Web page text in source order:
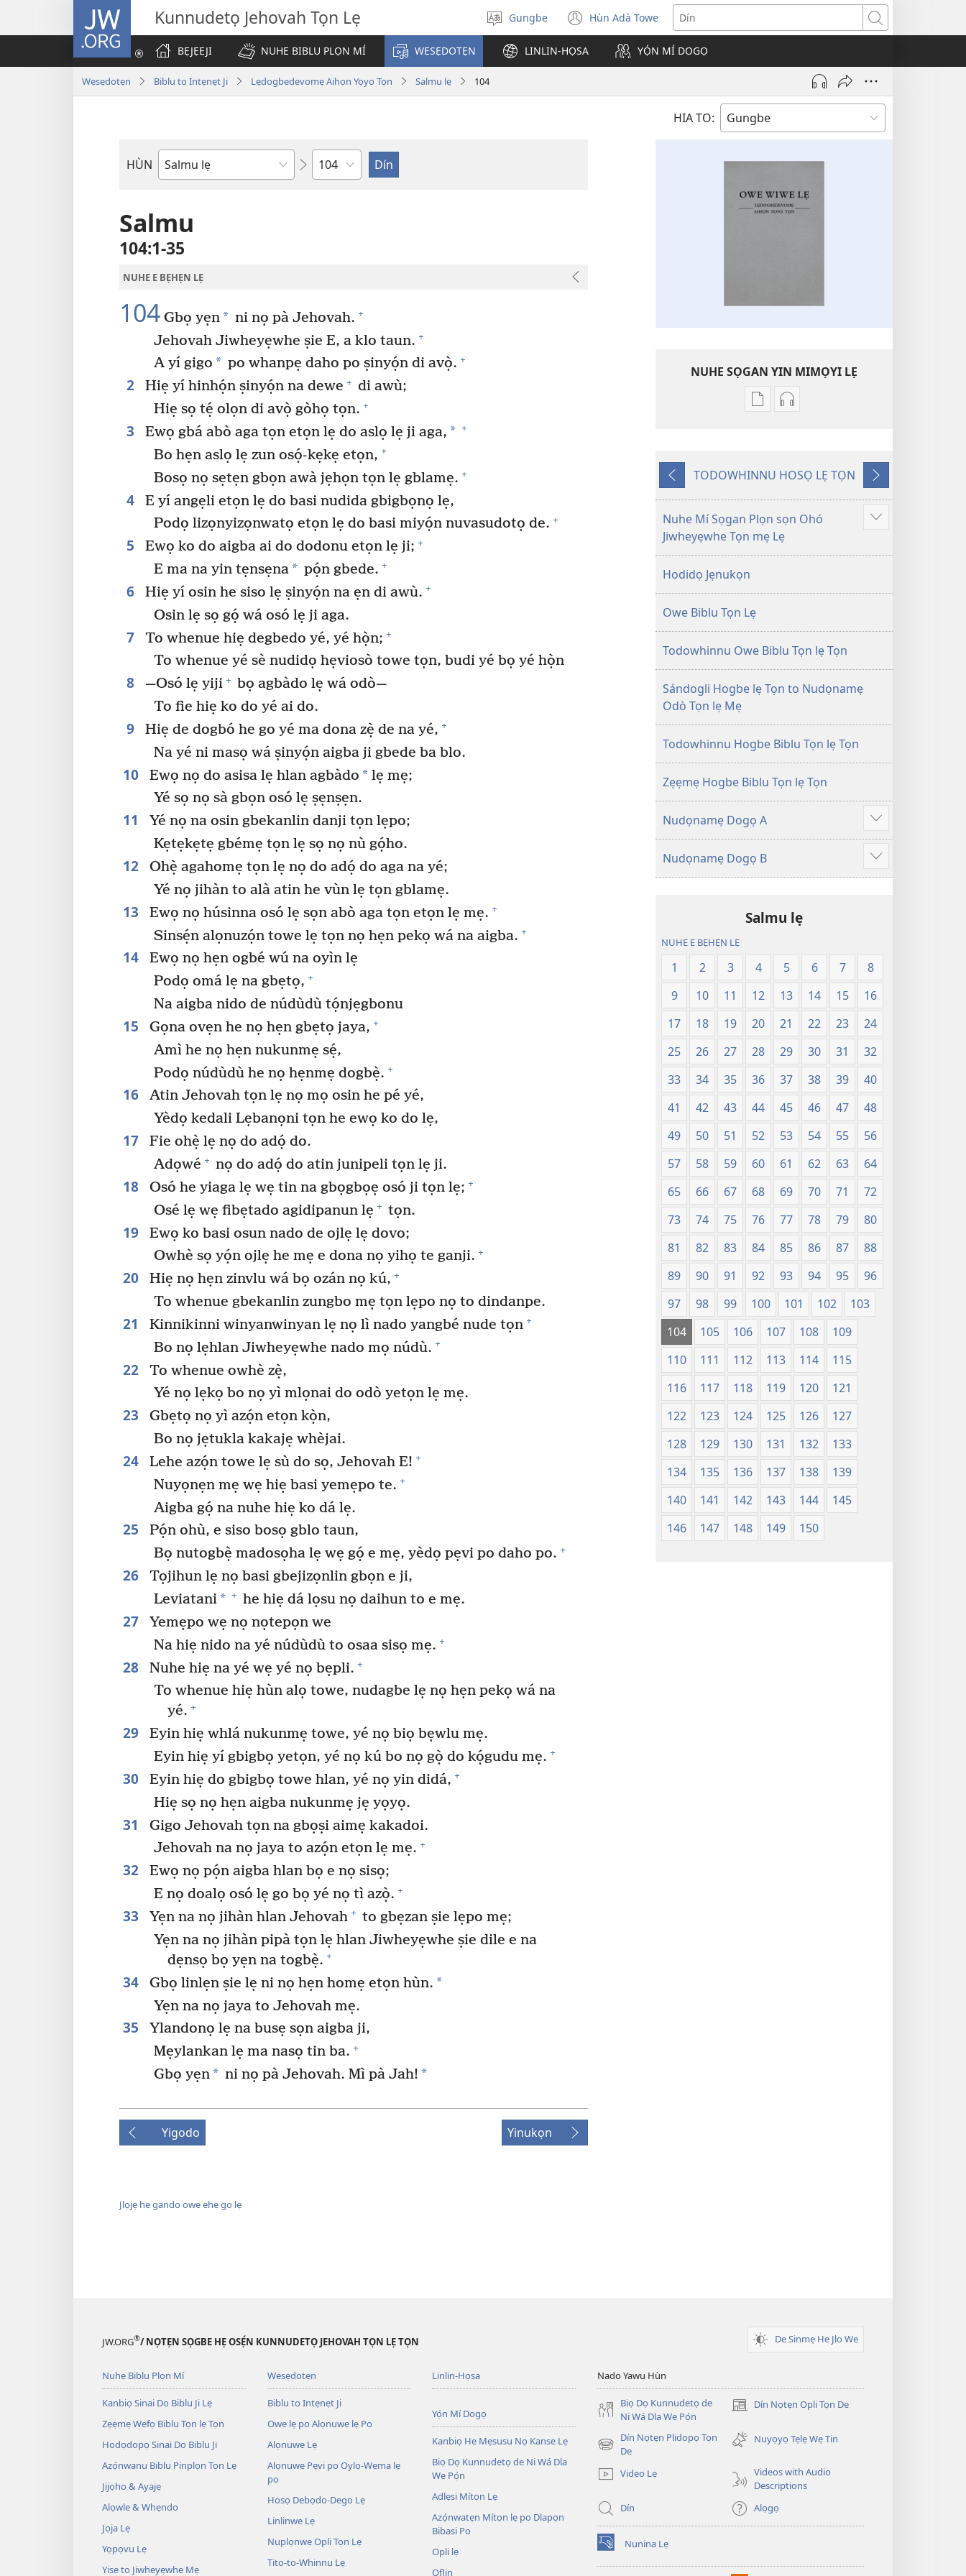
JW.ORG Kunnudetọ Jehovah Tọn Lẹ
De
ogbè
dopo
Gungbe Hùn Adà Towe
(opens
new
window)
Dín
BẸJẸEJI
NUHE BIBLU PLỌN MÍ WESẸDOTẸN LINLIN-HỌSA YỌ́N MÍ DOGỌ
Wesẹdotẹn Biblu to Intẹnẹt Ji Lẹdogbedevomẹ Aihọn Yọyọ Tọn Salmu lẹ 104
HIA TO:
HÙN
Bible
Weta
Salmu
104:1-35
NUHE E BẸHẸN LẸ
104 Gbọ yẹn* ni nọ pà Jehovah. +
Jehovah Jiwheyẹwhe ṣie E, a klo taun. +
A yí gigo * po whanpẹ daho po ṣinyọ́n di avọ̀. +
2 Hiẹ yí hinhọ́n ṣinyọ́n na dewe + di awù;
Hiẹ sọ tẹ́ olọn di avọ̀ gòhọ tọn. +
3 Ewọ gbá abò aga tọn etọn lẹ do aslọ lẹ ji aga, * +
Bo hẹn aslọ lẹ zun osọ́-kẹkẹ etọn, +
Bosọ nọ sẹtẹn gbọn awà jẹhọn tọn lẹ gblamẹ. +
4
E yí angẹli etọn lẹ do basi nudida gbigbọnọ lẹ,
Podọ lizọnyizọnwatọ etọn lẹ do basi miyọ́n nuvasudotọ de. +
5 Ewọ ko do aigba ai do dodonu etọn lẹ ji; +
E ma na yin tẹnsẹna* pọ́n gbede. +
6 Hiẹ yí osin he siso lẹ ṣinyọ́n na ẹn di awù. +
Osin lẹ sọ gọ́ wá osó lẹ ji aga.
7 To whenue hiẹ degbedo yé, yé họ̀n; +
To whenue yé sè nudidọ hẹviosò towe tọn, budi yé bọ yé họ̀n
8 —Osó lẹ yiji + bọ agbàdo lẹ wá odò—
To fie hiẹ ko do yé ai do.
9 Hiẹ de dogbó he go yé ma dona zẹ̀ de na yé, +
Na yé ni masọ wá ṣinyọ́n aigba ji gbede ba blo.
10 Ewọ nọ do asisa lẹ hlan agbàdo *lẹ mẹ;
Yé sọ nọ sà gbọn osó lẹ ṣẹnṣẹn.
11
Yé nọ na osin gbekanlin danji tọn lẹpo;
Kẹtẹkẹtẹ gbémẹ tọn lẹ sọ nọ nù gọ́ho.
12
Ohẹ̀ agahomẹ tọn lẹ nọ do adọ́ do aga na yé;
Yé nọ jihàn to alà atin he vùn lẹ tọn gblamẹ.
13 Ewọ nọ húsinna osó lẹ sọn abò aga tọn etọn lẹ mẹ. +
Sinsẹ́n alọnuzọ́n towe lẹ tọn nọ hẹn pekọ wá na aigba. +
14
Ewọ nọ hẹn ogbé wú na oyìn lẹ
Podọ omá lẹ na gbẹtọ, +
Na aigba nido de núdùdù tọ́njẹgbonu
15 Gọna ovẹn he nọ hẹn gbẹtọ jaya, +
Amì he nọ hẹn nukunmẹ sẹ́,
Podọ núdùdù he nọ hẹnmẹ dogbẹ̀. +
16
Atin Jehovah tọn lẹ nọ mọ osin he pé yé,
Yèdọ kedali Lẹbanọni tọn he ewọ ko do lẹ,
17
Fie ohẹ̀ lẹ nọ do adọ́ do.
Adọwé + nọ do adọ́ do atin junipeli tọn lẹ ji.
18 Osó he yiaga lẹ wẹ tin na gbọgbọẹ osó ji tọn lẹ; +
Osé lẹ wẹ fibẹtado agidipanun lẹ + tọn.
19
Ewọ ko basi osun nado de ojlẹ lẹ dovo;
Owhè sọ yọ́n ojlẹ he mẹ e dona nọ yihọ te ganji. +
20 Hiẹ nọ hẹn zinvlu wá bọ ozán nọ kú, +
To whenue gbekanlin zungbo mẹ tọn lẹpo nọ to dindanpe.
21 Kinnikinni winyanwinyan lẹ nọ lì nado yangbé nude tọn +
Bo nọ lẹhlan Jiwheyẹwhe nado mọ núdù. +
22
To whenue owhè zẹ̀,
Yé nọ lẹkọ bo nọ yì mlọnai do odò yetọn lẹ mẹ.
23
Gbẹtọ nọ yì azọ́n etọn kọ̀n,
Bo nọ jẹtukla kakajẹ whèjai.
24 Lehe azọ́n towe lẹ sù do sọ, Jehovah E! +
Nuyọnẹn mẹ wẹ hiẹ basi yemẹpo te. +
Aigba gọ́ na nuhe hiẹ ko dá lẹ.
25
Pọ́n ohù, e siso bosọ gblo taun,
Bọ nutogbẹ̀ madosọha lẹ wẹ gọ́ e mẹ, yèdọ pẹvi po daho po. +
26
Tọjihun lẹ nọ basi gbejizọnlin gbọn e ji,
Leviatani* + he hiẹ dá lọsu nọ daihun to e mẹ.
27
Yemẹpo wẹ nọ nọtepọn we
Na hiẹ nido na yé núdùdù to osaa sisọ mẹ. +
28 Nuhe hiẹ na yé wẹ yé nọ bẹpli. +
To whenue hiẹ hùn alọ towe, nudagbe lẹ nọ hẹn pekọ wá na
yé. +
29
Eyin hiẹ whlá nukunmẹ towe, yé nọ biọ bẹwlu mẹ.
Eyin hiẹ yí gbigbọ yetọn, yé nọ kú bo nọ gọ̀ do kọ́gudu mẹ. +
30 Eyin hiẹ do gbigbọ towe hlan, yé nọ yin didá, +
Hiẹ sọ nọ hẹn aigba nukunmẹ jẹ yọyọ.
31
Gigo Jehovah tọn na gbọṣi aimẹ kakadoi.
Jehovah na nọ jaya to azọ́n etọn lẹ mẹ. +
32
Ewọ nọ pọ́n aigba hlan bọ e nọ sisọ;
E nọ doalọ osó lẹ go bọ yé nọ tì azọ̀. +
33 Yẹn na nọ jihàn hlan Jehovah + to gbẹzan ṣie lẹpo mẹ;
Yẹn na nọ jihàn pipà tọn lẹ hlan Jiwheyẹwhe ṣie dile e na
dẹnsọ bọ yẹn na togbẹ̀. +
34 Gbọ linlẹn ṣie lẹ ni nọ hẹn homẹ etọn hùn. *
Yẹn na nọ jaya to Jehovah mẹ.
35
Ylandonọ lẹ na busẹ sọn aigba ji,
Mẹylankan lẹ ma nasọ tin ba. +
Gbọ yẹn* ni nọ pà Jehovah. Mì pà Jah! *
Yigodo Yinukọn
Jlọjẹ he gando owe ehe go lẹ
NUHE SỌGAN YIN MIMỌYI LẸ
Lehe
yin
gbọn
Owe
Wiwe
Lẹdogbedevomẹ
Yọyọ
Tọn
(Zinjẹgbonu
2015
Tọn)
Lehe
yin
gbọn
Owe
Lẹdogbedevomẹ
Yọyọ
Tọn
(Zinjẹgbonu
2015
Yigodo
TODOWHINNU HOSỌ LẸ TỌN
Yinukọn
Nuhe Mí Sọgan Plọn sọn Ohó
Jiwheyẹwhe Tọn mẹ Lẹ
Show
Hodidọ Jẹnukọn
Owe Biblu Tọn Lẹ
Todowhinnu Owe Biblu Tọn lẹ Tọn
Sándogli Hogbe lẹ Tọn to Nudọnamẹ
Odò Tọn lẹ Mẹ
Todowhinnu Hogbe Biblu Tọn lẹ Tọn
Zẹẹmẹ Hogbe Biblu Tọn lẹ Tọn
Nudọnamẹ Dogọ A
Show
more
Nudọnamẹ Dogọ B
Show
more
Salmu lẹ
NUHE E BẸHẸN LẸ
1 2 3 4 5 6 7
8
9
10 11 12 13 14 15
16
17
18 19 20 21 22 23
24
25
26 27 28 29 30 31
32
33
34 35 36 37 38 39
40
41
42 43 44 45 46 47
48
49
50 51 52 53 54 55
56
57
58 59 60 61 62 63
64
65
66 67 68 69 70 71
72
73
74 75 76 77 78 79
80
81
82 83 84 85 86 87
88
89
90 91 92 93 94 95
96
97
98 99 100 101 102
103
104
105 106 107 108
109
110
111 112 113 114
115
116
117 118 119 120
121
122
123 124 125 126
127
128
129 130 131 132
133
134
135 136 137 138
139
140
141 142 143 144
145
146
147 148 149 150
JW.ORG®/ NỌTẸN SỌGBE HẸ OSẸ́N KUNNUDETỌ JEHOVAH TỌN LẸ TỌN De Sinmẹ He Jlo We
Nuhe Biblu Plọn Mí
Kanbiọ Sinai Do Biblu Ji Lẹ
Zẹẹmẹ Wefọ Biblu Tọn lẹ Tọn
Hodọdopọ Sinai Do Biblu Ji
Azọ́nwanu Biblu Pinplọn Tọn Lẹ
Jijọho & Ayajẹ
Alọwle & Whẹndo
Jọja Lẹ
Yọpọvu Lẹ
Yise to Jiwheyẹwhe Mẹ
Wesẹdotẹn
Biblu to Intẹnẹt Ji
Owe lẹ po Alọnuwe lẹ Po
Alọnuwe Lẹ
Alọnuwe Pẹvi po Oylọ-Wema lẹ
po
Hosọ Debọdo-Dego Lẹ
Linlinwe Lẹ
Nuplọnwe Opli Tọn Lẹ
Tito-to-Whinnu Lẹ
Linlin-Họsa
Yọ́n Mí Dogọ
Kanbiọ He Mẹsusu Nọ Kanse Lẹ
Biọ Dọ Kunnudetọ de Ni Wá Dla
We Pọ́n
Adlẹsi Mítọn Lẹ
Azọ́nwatẹn Mítọn lẹ po Dlapọn
Bibasi Po
Opli lẹ
Oflin
Nado Yawu Hùn
Biọ Dọ Kunnudetọ de
Ni Wá Dla We Pọ́n
Dín Nọtẹn Opli Tọn De
(opens
window)
Dín Nọtẹn Plidopọ Tọn
De
(opens
window)
Nuyọyọ Tẹlẹ Wẹ Tin
Video Lẹ
Videos with Audio
Descriptions
Dín
Alọgọ
Nunina Lẹ
(opens
new